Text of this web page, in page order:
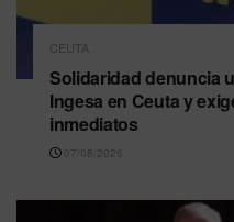
CEUTA
Solidaridad denuncia
Ingesa en Ceuta y
inmediatos
07/08/2026